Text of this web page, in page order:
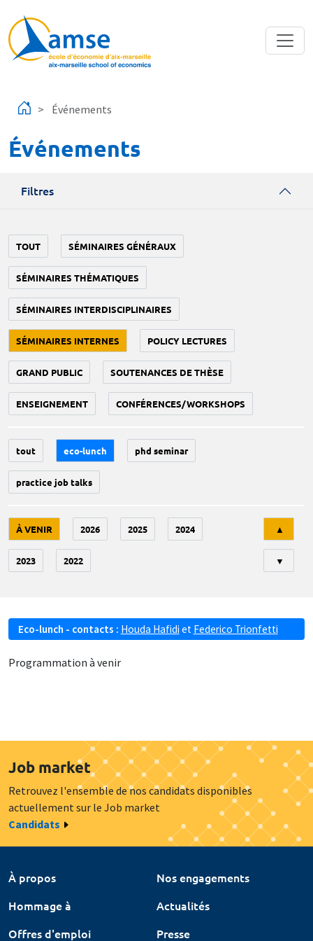
Événements
Événements
Filtres
TOUT SÉMINAIRES GÉNÉRAUX
SÉMINAIRES THÉMATIQUES
SÉMINAIRES INTERDISCIPLINAIRES
SÉMINAIRES INTERNES POLICY LECTURES
GRAND PUBLIC SOUTENANCES DE THÈSE
ENSEIGNEMENT CONFÉRENCES/WORKSHOPS
tout eco-lunch phd seminar
practice job talks
À VENIR 2026 2025 2024
2023 2022
▲
▼
Eco-lunch - contacts : Houda Hafidi et Federico Trionfetti
Programmation à venir
Job market
Retrouvez l'ensemble de nos candidats disponibles
actuellement sur le Job market
Candidats
À propos
Nos engagements
Hommage à
Actualités
Offres d'emploi
Presse